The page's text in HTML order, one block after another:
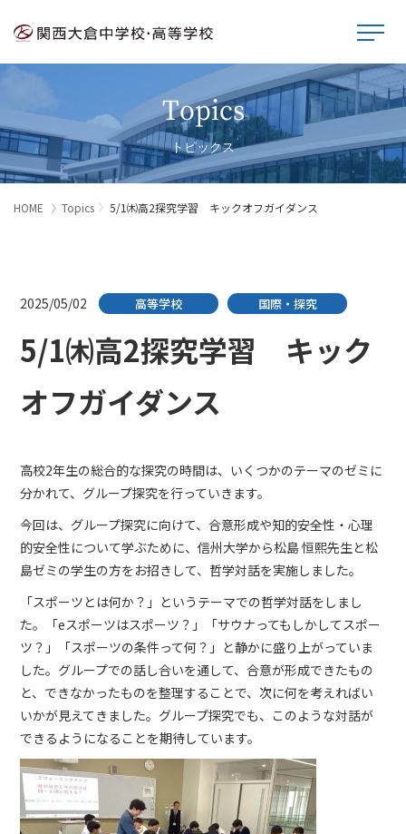
Topics
トピックス
HOME Topics 5/1㈭高2探究学習 キックオフガイダンス
2025/05/02 高等学校 国際・探究
5/1㈭高2探究学習 キック
オフガイダンス
高校2年生の総合的な探究の時間は、いくつかのテーマのゼミに
分かれて、グループ探究を行っていきます。
今回は、グループ探究に向けて、合意形成や知的安全性・心理
的安全性について学ぶために、信州大学から松島 恒熙先生と松
島ゼミの学生の方をお招きして、哲学対話を実施しました。
「スポーツとは何か？」というテーマでの哲学対話をしまし
た。「eスポーツはスポーツ？」「サウナってもしかしてスポー
ツ？」「スポーツの条件って何？」と静かに盛り上がっていま
した。グループでの話し合いを通して、合意が形成できたもの
と、できなかったものを整理することで、次に何を考えればい
いかが見えてきました。グループ探究でも、このような対話が
できるようになることを期待しています。